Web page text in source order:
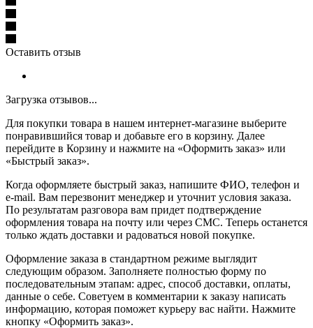
Оставить отзыв
Загрузка отзывов...
Для покупки товара в нашем интернет-магазине выберите
понравившийся товар и добавьте его в корзину. Далее
перейдите в Корзину и нажмите на «Оформить заказ» или
«Быстрый заказ».
Когда оформляете быстрый заказ, напишите ФИО, телефон и
e-mail. Вам перезвонит менеджер и уточнит условия заказа.
По результатам разговора вам придет подтверждение
оформления товара на почту или через СМС. Теперь останется
только ждать доставки и радоваться новой покупке.
Оформление заказа в стандартном режиме выглядит
следующим образом. Заполняете полностью форму по
последовательным этапам: адрес, способ доставки, оплаты,
данные о себе. Советуем в комментарии к заказу написать
информацию, которая поможет курьеру вас найти. Нажмите
кнопку «Оформить заказ».